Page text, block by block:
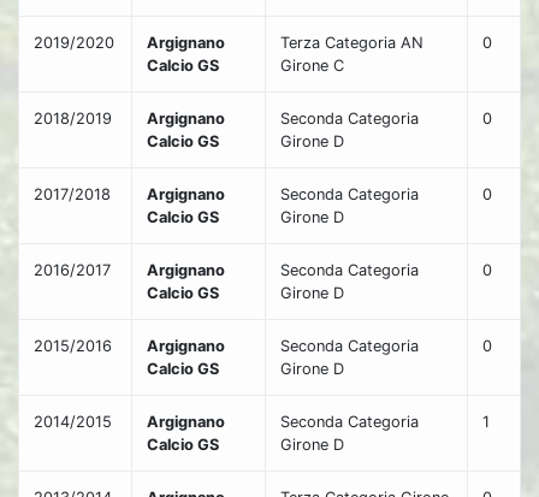
2019/2020
Argignano
Calcio GS
Terza Categoria AN
Girone C
0
2018/2019
Argignano
Calcio GS
Seconda Categoria
Girone D
0
2017/2018
Argignano
Calcio GS
Seconda Categoria
Girone D
0
2016/2017
Argignano
Calcio GS
Seconda Categoria
Girone D
0
2015/2016
Argignano
Calcio GS
Seconda Categoria
Girone D
0
2014/2015
Argignano
Calcio GS
Seconda Categoria
Girone D
1